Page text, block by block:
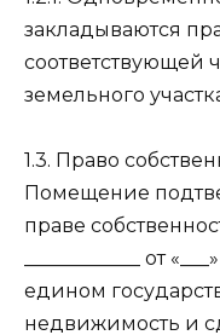
закладываются
соответствующей
земельного
1.3. Право
Помещение
праве
____________ от
едином
недвижимость и